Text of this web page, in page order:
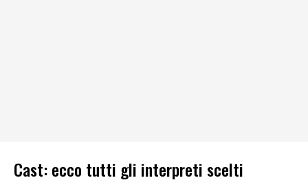
Cast: ecco tutti gli interpreti scelti